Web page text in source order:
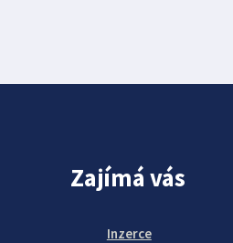
Zajímá vás
Inzerce